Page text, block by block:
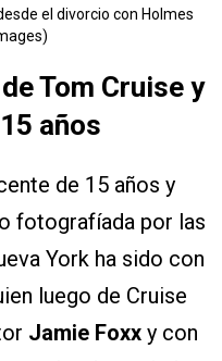
el divorcio con Holmes
Tom Cruise y
años
de 15 años y
fotografíada por las
York ha sido con
luego de Cruise
Jamie Foxx y con